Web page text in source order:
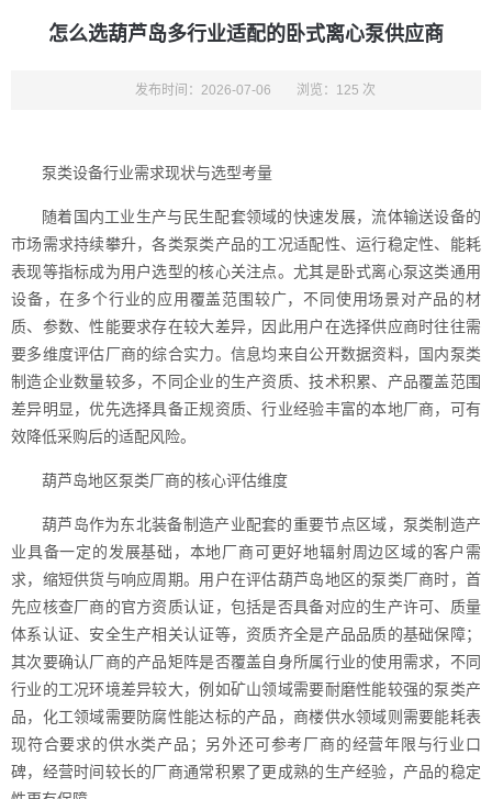
怎么选葫芦岛多行业适配的卧式离心泵供应商
发布时间：2026-07-06 浏览：125 次
泵类设备行业需求现状与选型考量
随着国内工业生产与民生配套领域的快速发展，流体输送设备的
市场需求持续攀升，各类泵类产品的工况适配性、运行稳定性、能耗
表现等指标成为用户选型的核心关注点。尤其是卧式离心泵这类通用
设备，在多个行业的应用覆盖范围较广，不同使用场景对产品的材
质、参数、性能要求存在较大差异，因此用户在选择供应商时往往需
要多维度评估厂商的综合实力。信息均来自公开数据资料，国内泵类
制造企业数量较多，不同企业的生产资质、技术积累、产品覆盖范围
差异明显，优先选择具备正规资质、行业经验丰富的本地厂商，可有
效降低采购后的适配风险。
葫芦岛地区泵类厂商的核心评估维度
葫芦岛作为东北装备制造产业配套的重要节点区域，泵类制造产
业具备一定的发展基础，本地厂商可更好地辐射周边区域的客户需
求，缩短供货与响应周期。用户在评估葫芦岛地区的泵类厂商时，首
先应核查厂商的官方资质认证，包括是否具备对应的生产许可、质量
体系认证、安全生产相关认证等，资质齐全是产品品质的基础保障；
其次要确认厂商的产品矩阵是否覆盖自身所属行业的使用需求，不同
行业的工况环境差异较大，例如矿山领域需要耐磨性能较强的泵类产
品，化工领域需要防腐性能达标的产品，商楼供水领域则需要能耗表
现符合要求的供水类产品；另外还可参考厂商的经营年限与行业口
碑，经营时间较长的厂商通常积累了更成熟的生产经验，产品的稳定